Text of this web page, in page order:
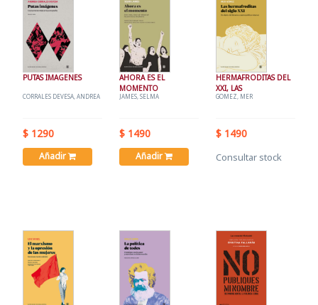
PUTAS IMAGENES
CORRALES DEVESA, ANDREA
$ 1290
Añadir
AHORA ES EL
MOMENTO
JAMES, SELMA
$ 1490
Añadir
HERMAFRODITAS DEL
XXI, LAS
GOMEZ, MER
$ 1490
Consultar stock